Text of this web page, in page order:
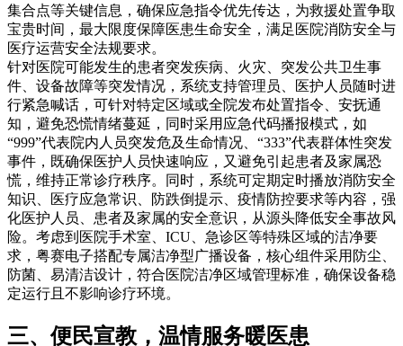
集合点等关键信息，确保应急指令优先传达，为救援处置争取
宝贵时间，最大限度保障医患生命安全，满足医院消防安全与
医疗运营安全法规要求。
针对医院可能发生的患者突发疾病、火灾、突发公共卫生事
件、设备故障等突发情况，系统支持管理员、医护人员随时进
行紧急喊话，可针对特定区域或全院发布处置指令、安抚通
知，避免恐慌情绪蔓延，同时采用应急代码播报模式，如
“999”代表院内人员突发危及生命情况、“333”代表群体性突发
事件，既确保医护人员快速响应，又避免引起患者及家属恐
慌，维持正常诊疗秩序。同时，系统可定期定时播放消防安全
知识、医疗应急常识、防跌倒提示、疫情防控要求等内容，强
化医护人员、患者及家属的安全意识，从源头降低安全事故风
险。考虑到医院手术室、ICU、急诊区等特殊区域的洁净要
求，粤赛电子搭配专属洁净型广播设备，核心组件采用防尘、
防菌、易清洁设计，符合医院洁净区域管理标准，确保设备稳
定运行且不影响诊疗环境。
三、便民宣教，温情服务暖医患